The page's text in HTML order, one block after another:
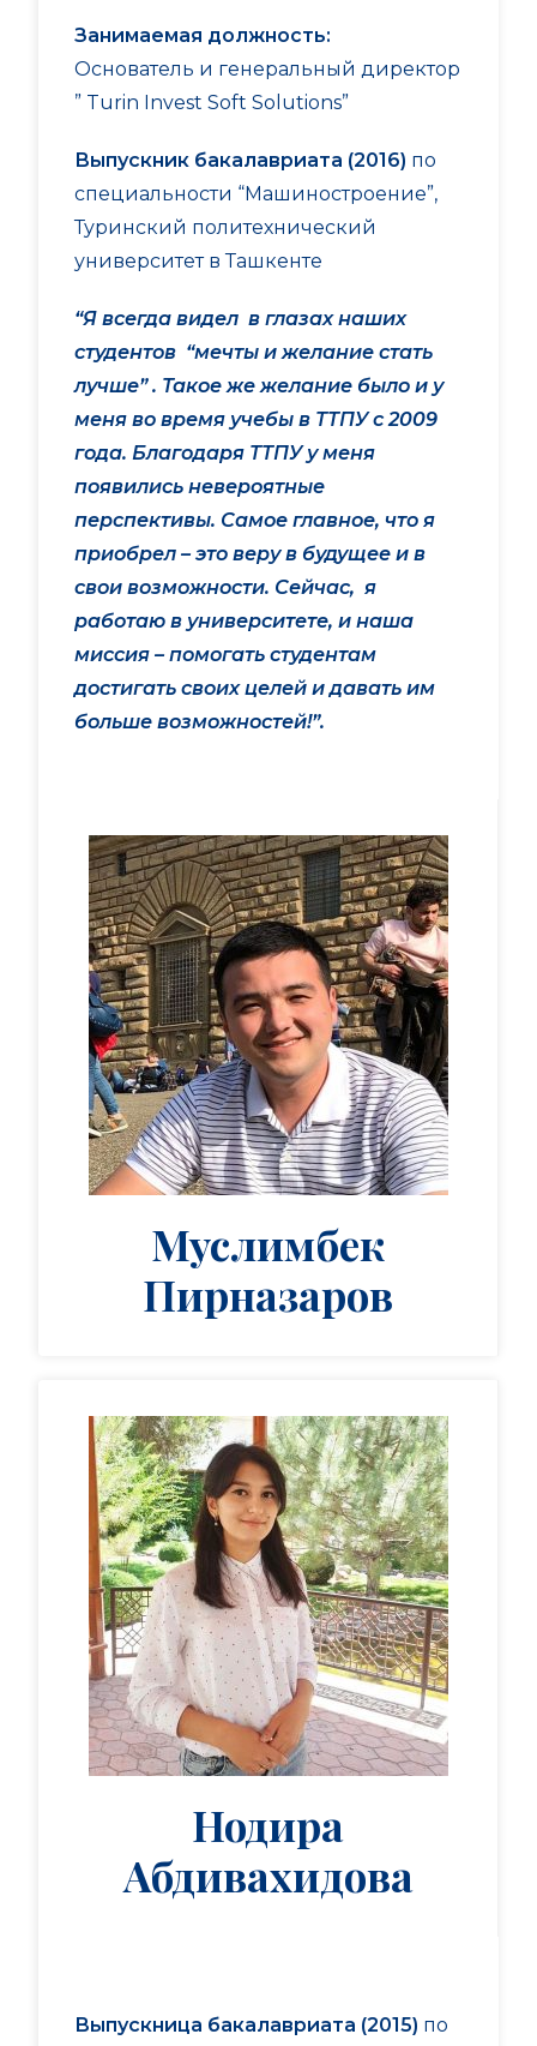
Занимаемая должность:
Основатель и генеральный директор
” Turin Invest Soft Solutions”
Выпускник бакалавриата (2016) по
специальности “Машиностроение”,
Туринский политехнический
университет в Ташкенте
“Я всегда видел в глазах наших
студентов “мечты и желание стать
лучше” . Такое же желание было и у
меня во время учебы в ТТПУ с 2009
года. Благодаря ТТПУ у меня
появились невероятные
перспективы. Самое главное, что я
приобрел – это веру в будущее и в
свои возможности. Сейчас, я
работаю в университете, и наша
миссия – помогать студентам
достигать своих целей и давать им
больше возможностей!”.
Муслимбек
Пирназаров
Нодира
Абдивахидова
Выпускница бакалавриата (2015) по